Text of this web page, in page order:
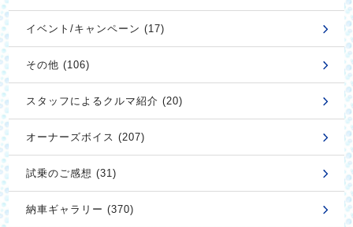
イベント/キャンペーン (17)
その他 (106)
スタッフによるクルマ紹介 (20)
オーナーズボイス (207)
試乗のご感想 (31)
納車ギャラリー (370)